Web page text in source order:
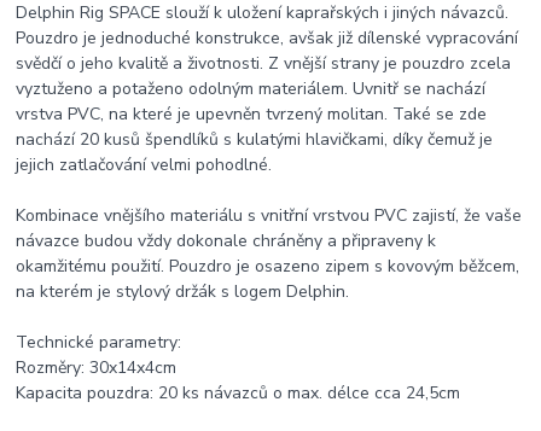
Delphin Rig SPACE slouží k uložení kaprařských i jiných návazců.
Pouzdro je jednoduché konstrukce, avšak již dílenské vypracování
svědčí o jeho kvalitě a životnosti. Z vnější strany je pouzdro zcela
vyztuženo a potaženo odolným materiálem. Uvnitř se nachází
vrstva PVC, na které je upevněn tvrzený molitan. Také se zde
nachází 20 kusů špendlíků s kulatými hlavičkami, díky čemuž je
jejich zatlačování velmi pohodlné.
Kombinace vnějšího materiálu s vnitřní vrstvou PVC zajistí, že vaše
návazce budou vždy dokonale chráněny a připraveny k
okamžitému použití. Pouzdro je osazeno zipem s kovovým běžcem,
na kterém je stylový držák s logem Delphin.
Technické parametry:
Rozměry: 30x14x4cm
Kapacita pouzdra: 20 ks návazců o max. délce cca 24,5cm